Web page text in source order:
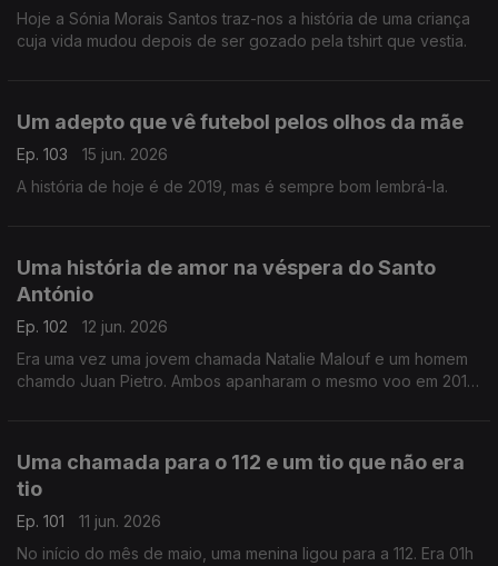
Hoje a Sónia Morais Santos traz-nos a história de uma criança
cuja vida mudou depois de ser gozado pela tshirt que vestia.
Um adepto que vê futebol pelos olhos da mãe
Ep. 103
15 jun. 2026
A história de hoje é de 2019, mas é sempre bom lembrá-la.
Uma história de amor na véspera do Santo
António
Ep. 102
12 jun. 2026
Era uma vez uma jovem chamada Natalie Malouf e um homem
chamdo Juan Pietro. Ambos apanharam o mesmo voo em 2016,
Uma chamada para o 112 e um tio que não era
tio
Ep. 101
11 jun. 2026
No início do mês de maio, uma menina ligou para a 112. Era 01h